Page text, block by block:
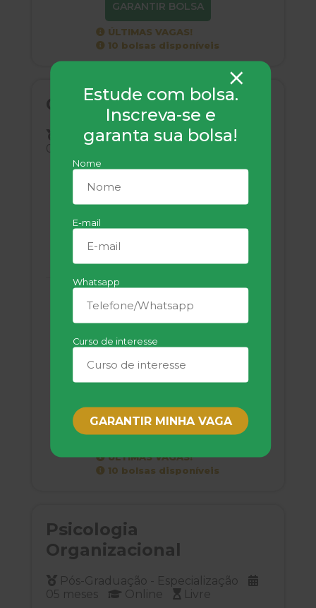
GARANTIR BOLSA
ÚLTIMAS VAGAS!
10 bolsas disponíveis
Gestão Hospitalar
Pós-Graduação - Especialização
05 meses
de 15xR$ 120,00
por 12xR$ 47,50
Bolsa com
70% + 5%
GARANTIR BOLSA
ÚLTIMAS VAGAS!
10 bolsas disponíveis
Psicologia
Organizacional
Pós-Graduação - Especialização
05 meses
Online Livre
Estude com bolsa.
Inscreva-se e
garanta sua bolsa!
Nome
E-mail
Whatsapp
Curso de interesse
GARANTIR MINHA VAGA